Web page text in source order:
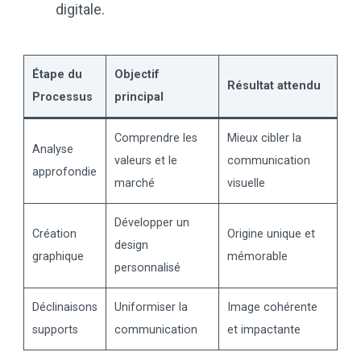
digitale.
Étape du
Processus
Objectif
principal
Résultat attendu
Analyse
approfondie
Comprendre les
valeurs et le
marché
Mieux cibler la
communication
visuelle
Création
graphique
Développer un
design
personnalisé
Origine unique et
mémorable
Déclinaisons
supports
Uniformiser la
communication
Image cohérente
et impactante